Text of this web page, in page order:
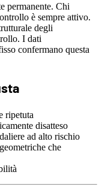
permanente. Chi
è sempre attivo.
degli
I dati
confermano questa
ripetuta
disatteso
ad alto rischio
che